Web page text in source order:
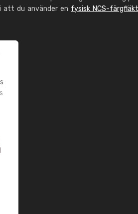
du använder en fysisk NCS-färgfläkt